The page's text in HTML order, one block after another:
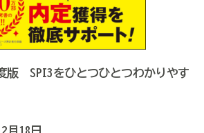
版 SPI3をひとつひとつわかりやす